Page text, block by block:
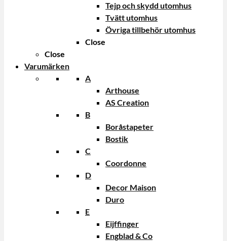
Tejp och skydd utomhus
Tvätt utomhus
Övriga tillbehör utomhus
Close
Close
Varumärken
A
Arthouse
AS Creation
B
Boråstapeter
Bostik
C
Coordonne
D
Decor Maison
Duro
E
Eijffinger
Engblad & Co